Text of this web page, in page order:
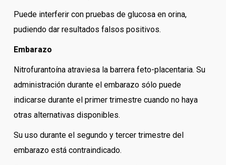
Puede interferir con pruebas de glucosa en orina,
pudiendo dar resultados falsos positivos.
Embarazo
Nitrofurantoína atraviesa la barrera feto-placentaria. Su
administración durante el embarazo sólo puede
indicarse durante el primer trimestre cuando no haya
otras alternativas disponibles.
Su uso durante el segundo y tercer trimestre del
embarazo está contraindicado.